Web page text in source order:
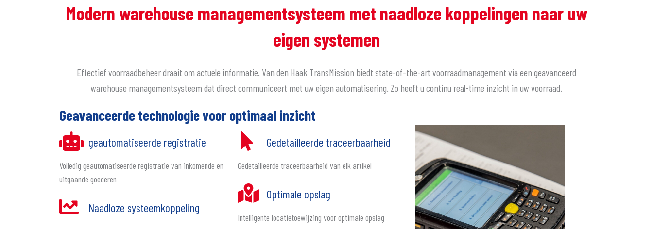
Modern warehouse managementsysteem met naadloze koppelingen naar uw
eigen systemen
Effectief voorraadbeheer draait om actuele informatie. Van den Haak TransMission biedt state-of-the-art voorraadmanagement via een geavanceerd
warehouse managementsysteem dat direct communiceert met uw eigen automatisering. Zo heeft u continu real-time inzicht in uw voorraad.
Geavanceerde technologie voor optimaal inzicht
geautomatiseerde registratie
Volledig geautomatiseerde registratie van inkomende en
uitgaande goederen
Naadloze systeemkoppeling
Gedetailleerde traceerbaarheid
Gedetailleerde traceerbaarheid van elk artikel
Optimale opslag
Intelligente locatietoewijzing voor optimale opslag